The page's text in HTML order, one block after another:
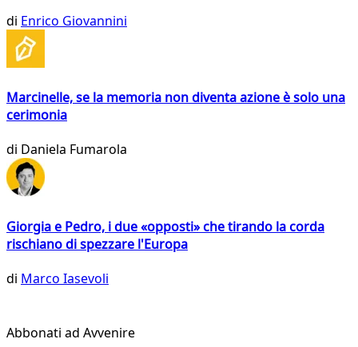
di Enrico Giovannini
Marcinelle, se la memoria non diventa azione è solo una
cerimonia
di Daniela Fumarola
Giorgia e Pedro, i due «opposti» che tirando la corda
rischiano di spezzare l'Europa
di Marco Iasevoli
Abbonati ad Avvenire